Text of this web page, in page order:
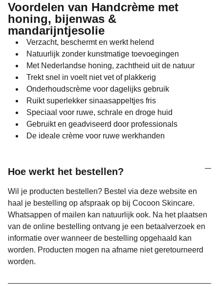
Voordelen van Handcrème met
honing, bijenwas &
mandarijntjesolie
Verzacht, beschermt en werkt helend
Natuurlijk zonder kunstmatige toevoegingen
Met Nederlandse honing, zachtheid uit de natuur
Trekt snel in voelt niet vet of plakkerig
Onderhoudscrème voor dagelijks gebruik
Ruikt superlekker sinaasappeltjes fris
Speciaal voor ruwe, schrale en droge huid
Gebruikt en geadviseerd door professionals
De ideale crème voor ruwe werkhanden
Hoe werkt het bestellen?
Wil je producten bestellen? Bestel via deze website en
haal je bestelling op afspraak op bij Cocoon Skincare.
Whatsappen of mailen kan natuurlijk ook. Na het plaatsen
van de online bestelling ontvang je een betaalverzoek en
informatie over wanneer de bestelling opgehaald kan
worden. Producten mogen na afname niet geretourneerd
worden.